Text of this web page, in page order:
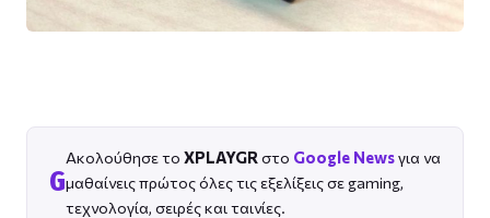
G
Ακολούθησε το XPLAYGR στο Google Newsγια να
μαθαίνεις πρώτος όλες τις εξελίξεις σε gaming,
τεχνολογία, σειρές και ταινίες.